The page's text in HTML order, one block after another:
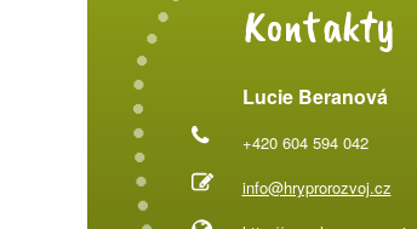
Kontakty
Lucie Beranová
+420 604 594 042
info@hryprorozvoj.cz